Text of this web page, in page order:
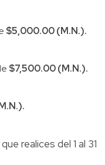
$5,000.00 (M.N.).
$7,500.00 (M.N.).
realices del 1 al 31